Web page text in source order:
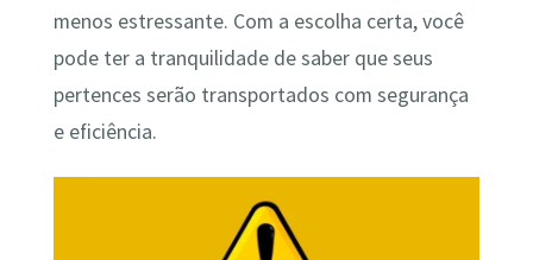
menos estressante. Com a escolha certa, você
pode ter a tranquilidade de saber que seus
pertences serão transportados com segurança
e eficiência.